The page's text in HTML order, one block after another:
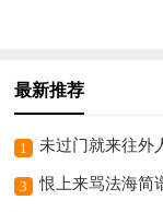
最新推荐
1
3